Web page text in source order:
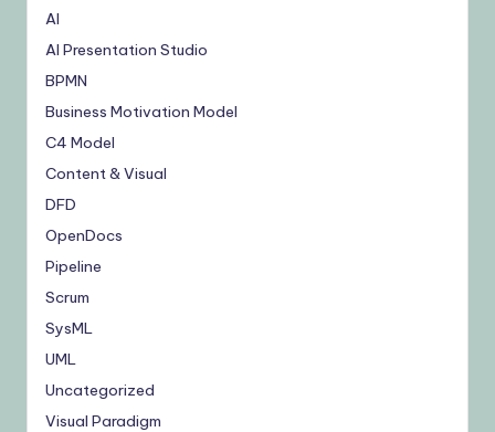
AI
AI Presentation Studio
BPMN
Business Motivation Model
C4 Model
Content & Visual
DFD
OpenDocs
Pipeline
Scrum
SysML
UML
Uncategorized
Visual Paradigm